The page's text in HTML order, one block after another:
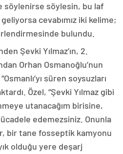
söylenirse söylesin, bu laf
cevabımız iki kelime;
bulundu.
Şevki Yılmaz’ın, 2.
Orhan Osmanoğlu’nun
süren soysuzları
Özel, “Şevki Yılmaz gibi
utanacağım birisine,
edemezsiniz. Onunla
bir tane fosseptik kamyonu
olduğu yere deşarj